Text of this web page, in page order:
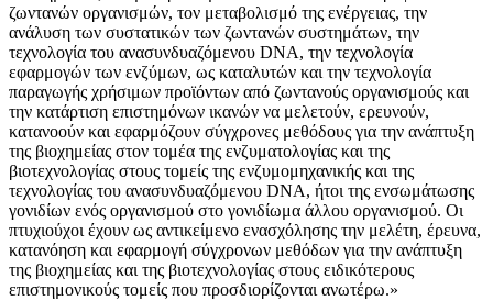
ζωντανών οργανισμών, τον μεταβολισμό της ενέργειας, την
ανάλυση των συστατικών των ζωντανών συστημάτων, την
τεχνολογία του ανασυνδυαζόμενου DNA, την τεχνολογία
εφαρμογών των ενζύμων, ως καταλυτών και την τεχνολογία
παραγωγής χρήσιμων προϊόντων από ζωντανούς οργανισμούς και
την κατάρτιση επιστημόνων ικανών να μελετούν, ερευνούν,
κατανοούν και εφαρμόζουν σύγχρονες μεθόδους για την ανάπτυξη
της βιοχημείας στον τομέα της ενζυματολογίας και της
βιοτεχνολογίας στους τομείς της ενζυμομηχανικής και της
τεχνολογίας του ανασυνδυαζόμενου DNA, ήτοι της ενσωμάτωσης
γονιδίων ενός οργανισμού στο γονιδίωμα άλλου οργανισμού. Οι
πτυχιούχοι έχουν ως αντικείμενο ενασχόλησης την μελέτη, έρευνα,
κατανόηση και εφαρμογή σύγχρονων μεθόδων για την ανάπτυξη
της βιοχημείας και της βιοτεχνολογίας στους ειδικότερους
επιστημονικούς τομείς που προσδιορίζονται ανωτέρω.»